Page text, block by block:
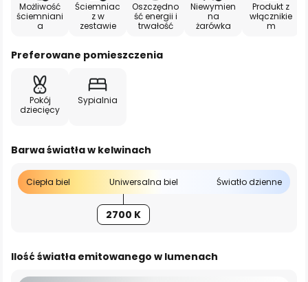
Możliwość
ściemniani
a
Ściemniac
z w
zestawie
Oszczędno
ść energii i
trwałość
Niewymien
na
żarówka
Produkt z
włącznikie
m
Preferowane pomieszczenia
Pokój
dziecięcy
Sypialnia
Barwa światła w kelwinach
Ciepła biel Uniwersalna biel Światło dzienne
2700 K
Ilość światła emitowanego w lumenach